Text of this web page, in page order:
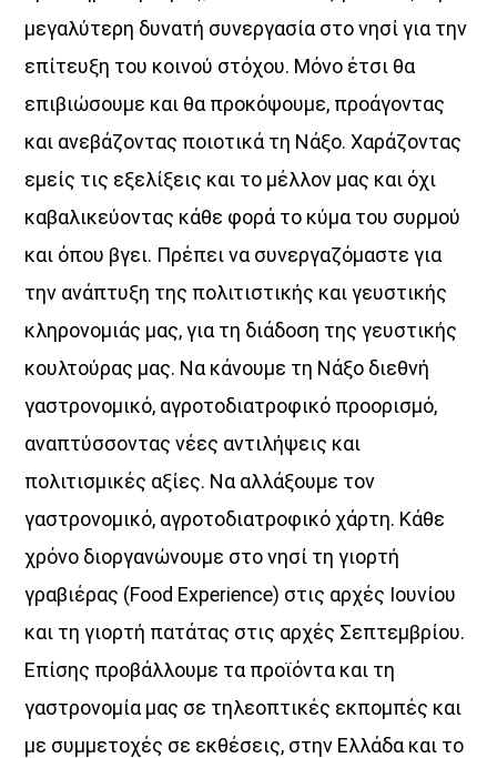
μεγαλύτερη δυνατή συνεργασία στο νησί για την
επίτευξη του κοινού στόχου. Μόνο έτσι θα
επιβιώσουμε και θα προκόψουμε, προάγοντας
και ανεβάζοντας ποιοτικά τη Νάξο. Χαράζοντας
εμείς τις εξελίξεις και το μέλλον μας και όχι
καβαλικεύοντας κάθε φορά το κύμα του συρμού
και όπου βγει. Πρέπει να συνεργαζόμαστε για
την ανάπτυξη της πολιτιστικής και γευστικής
κληρονομιάς μας, για τη διάδοση της γευστικής
κουλτούρας μας. Να κάνουμε τη Νάξο διεθνή
γαστρονομικό, αγροτοδιατροφικό προορισμό,
αναπτύσσοντας νέες αντιλήψεις και
πολιτισμικές αξίες. Να αλλάξουμε τον
γαστρονομικό, αγροτοδιατροφικό χάρτη. Κάθε
χρόνο διοργανώνουμε στο νησί τη γιορτή
γραβιέρας (Food Experience) στις αρχές Ιουνίου
και τη γιορτή πατάτας στις αρχές Σεπτεμβρίου.
Επίσης προβάλλουμε τα προϊόντα και τη
γαστρονομία μας σε τηλεοπτικές εκπομπές και
με συμμετοχές σε εκθέσεις, στην Ελλάδα και το